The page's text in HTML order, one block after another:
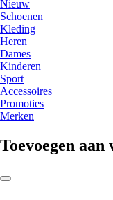
Nieuw
Schoenen
Kleding
Heren
Dames
Kinderen
Sport
Accessoires
Promoties
Merken
Toevoegen aan